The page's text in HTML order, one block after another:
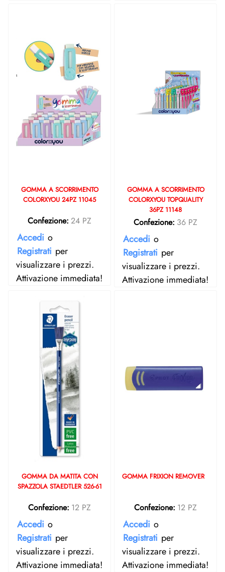
GOMMA A SCORRIMENTO
COLORXYOU 24PZ 11045
Confezione: 24 PZ
Accedi o
Registrati per
visualizzare i prezzi.
Attivazione immediata!
GOMMA A SCORRIMENTO
COLORXYOU TOPQUALITY
36PZ 11148
Confezione: 36 PZ
Accedi o
Registrati per
visualizzare i prezzi.
Attivazione immediata!
GOMMA DA MATITA CON
SPAZZOLA STAEDTLER 526-61
Confezione: 12 PZ
Accedi o
Registrati per
visualizzare i prezzi.
Attivazione immediata!
GOMMA FRIXION REMOVER
Confezione: 12 PZ
Accedi o
Registrati per
visualizzare i prezzi.
Attivazione immediata!